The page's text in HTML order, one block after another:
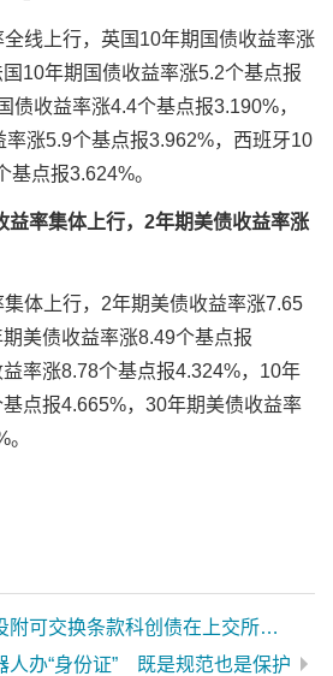
上行，英国10年期国债收益率涨
10年期国债收益率涨5.2个基点报
债收益率涨4.4个基点报3.190%，
涨5.9个基点报3.962%，西班牙10
点报3.624%。
益率集体上行，2年期美债收益率涨
上行，2年期美债收益率涨7.65
美债收益率涨8.49个基点报
率涨8.78个基点报4.324%，10年
点报4.665%，30年期美债收益率
全国首单！湘江国投附可交换条款科创债在上交所发行
人办“身份证” 既是规范也是保护